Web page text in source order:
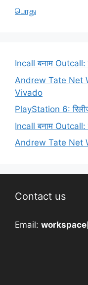
பொது
Incall बनाम Outcall:
Andrew Tate Net
Vivado
PlayStation 6:
Incall बनाम Outcall:
Andrew Tate Net
Contact us
Email: